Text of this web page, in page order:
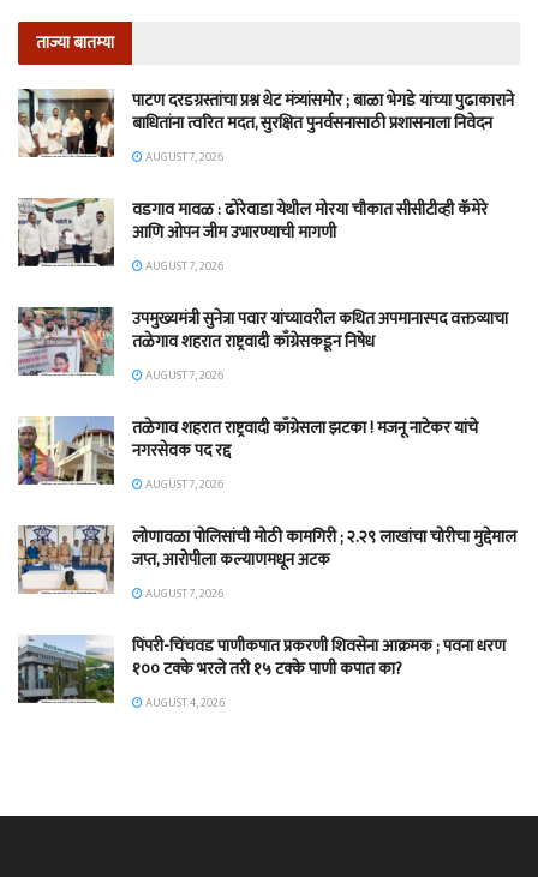
ताज्या बातम्या
पाटण दरडग्रस्तांचा प्रश्न थेट मंत्र्यांसमोर ; बाळा भेगडे यांच्या पुढाकाराने
बाधितांना त्वरित मदत, सुरक्षित पुनर्वसनासाठी प्रशासनाला निवेदन
AUGUST 7, 2026
वडगाव मावळ : ढोरेवाडा येथील मोरया चौकात सीसीटीव्ही कॅमेरे
आणि ओपन जीम उभारण्याची मागणी
AUGUST 7, 2026
उपमुख्यमंत्री सुनेत्रा पवार यांच्यावरील कथित अपमानास्पद वक्तव्याचा
तळेगाव शहरात राष्ट्रवादी काँग्रेसकडून निषेध
AUGUST 7, 2026
तळेगाव शहरात राष्ट्रवादी काँग्रेसला झटका ! मजनू नाटेकर यांचे
नगरसेवक पद रद्द
AUGUST 7, 2026
लोणावळा पोलिसांची मोठी कामगिरी ; २.२९ लाखांचा चोरीचा मुद्देमाल
जप्त, आरोपीला कल्याणमधून अटक
AUGUST 7, 2026
पिंपरी-चिंचवड पाणीकपात प्रकरणी शिवसेना आक्रमक ; पवना धरण
१०० टक्के भरले तरी १५ टक्के पाणी कपात का?
AUGUST 4, 2026